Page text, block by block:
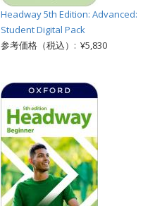
Headway 5th Edition: Advanced:
Student Digital Pack
参考価格（税込）: ¥5,830